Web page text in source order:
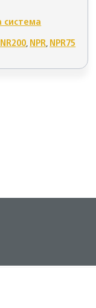
система
,NPR,NPR75